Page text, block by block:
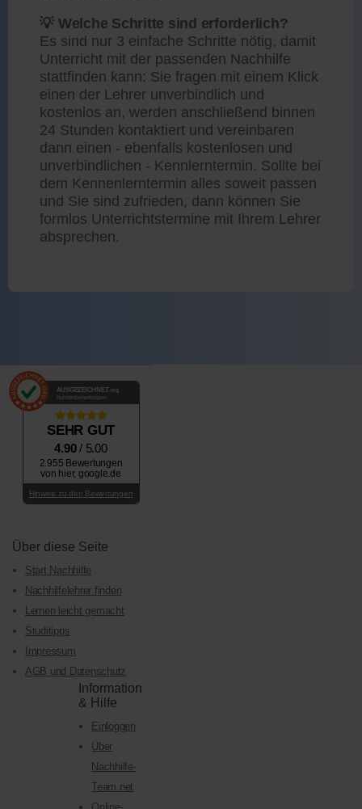
💡 Welche Schritte sind erforderlich?
Es sind nur 3 einfache Schritte nötig, damit
Unterricht mit der passenden Nachhilfe
stattfinden kann: Sie fragen mit einem Klick
einen der Lehrer unverbindlich und
kostenlos an, werden anschließend binnen
24 Stunden kontaktiert und vereinbaren
dann einen - ebenfalls kostenlosen und
unverbindlichen - Kennlerntermin. Sollte bei
dem Kennenlerntermin alles soweit passen
und Sie sind zufrieden, dann können Sie
formlos Unterrichtstermine mit Ihrem Lehrer
absprechen.
AUSGEZEICHNET .org
Kundenbewertungen
SEHR GUT
4.90/ 5.00
2.955 Bewertungen
von hier, google.de
Hinweis zu den Bewertungen
Über diese Seite
Start Nachhilfe
Nachhilfelehrer finden
Lernen leicht gemacht
Studitipps
Impressum
AGB und Datenschutz
Information
& Hilfe
Einloggen
Über
Nachhilfe-
Team.net